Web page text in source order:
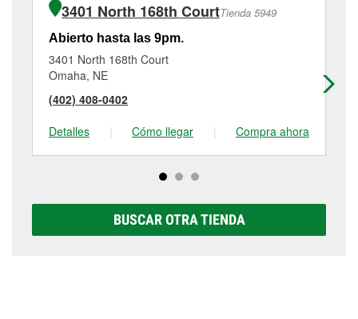
3401 North 168th CourtTienda 5949
Abierto hasta las 9pm.
3401 North 168th Court
Omaha, NE
(402) 408-0402
Detalles
| Cómo llegar | Compra ahora
BUSCAR OTRA TIENDA